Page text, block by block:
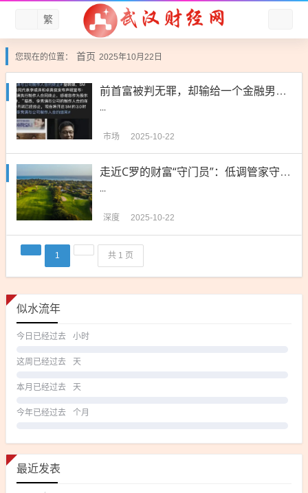
繁
您现在的位置： 首页 2025年10月22日
前首富被判无罪，却输给一个金融男，韩国富豪圈早变了天
...
市场 2025-10-22
走近C罗的财富“守门员”：低调管家守住14亿美元
...
深度 2025-10-22
1 共 1 页
似水流年
今日已经过去 小时
这周已经过去 天
本月已经过去 天
今年已经过去 个月
最近发表